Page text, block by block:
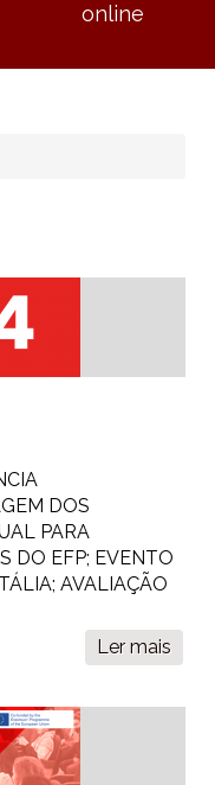
online
DOS
PARA
DO EFP; EVENTO
AVALIAÇÃO
Ler mais
O